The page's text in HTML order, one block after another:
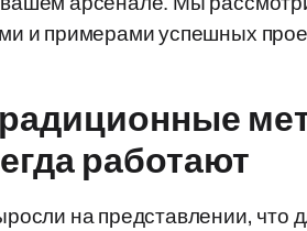
и примерами успешных
работают
на представлении, что